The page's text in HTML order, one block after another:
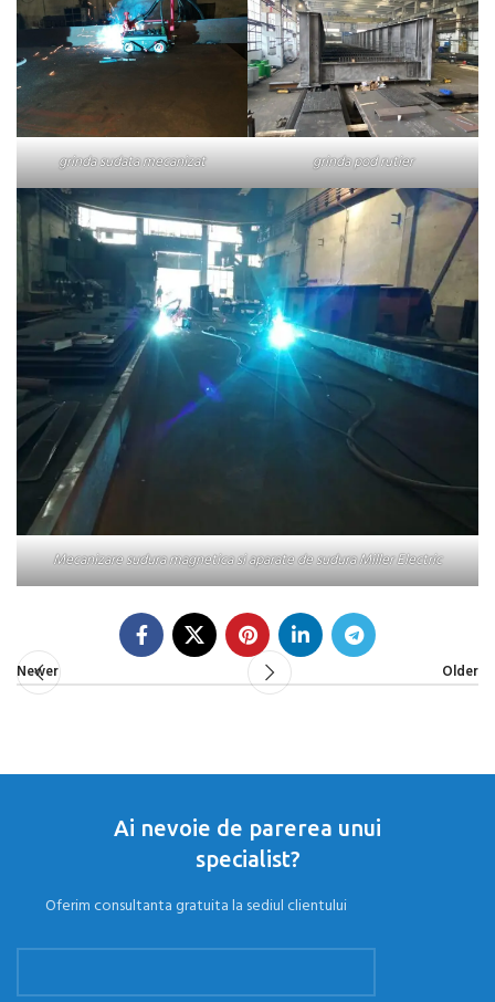
grinda sudata mecanizat grinda pod rutier
Mecanizare sudura magnetica si aparate de sudura Miller Electric
Newer Older
Ai nevoie de parerea unui
specialist?
Oferim consultanta gratuita la sediul clientului